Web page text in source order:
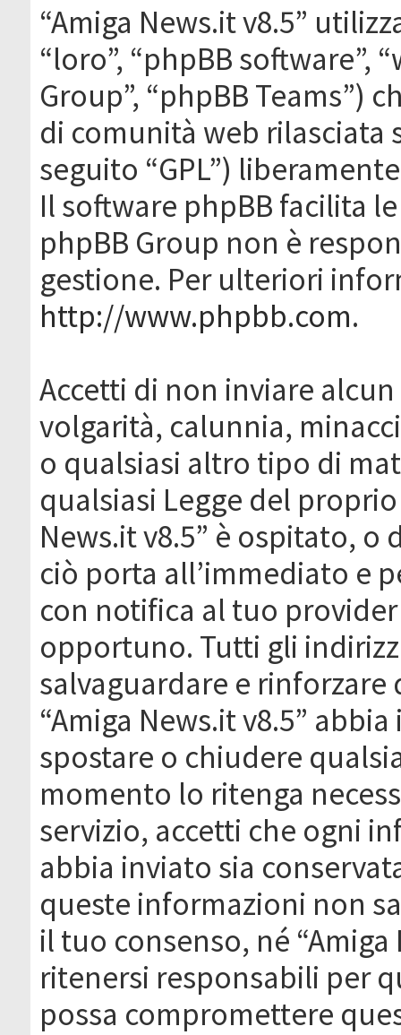
“Amiga News.it v8.5”
“loro”, “phpBB software”,
Group”, “phpBB Teams”)
di comunità web rilasciata
seguito “GPL”)
Il software phpBB facilita
phpBB Group non è
gestione. Per ulteriori
http://www.phpbb.com.
Accetti di non inviare
volgarità, calunnia,
o qualsiasi altro tipo di
qualsiasi Legge del
News.it v8.5” è ospitato, o
ciò porta all’immediato e
con notifica al tuo
opportuno. Tutti gli
salvaguardare e
“Amiga News.it v8.5”
spostare o chiudere
momento lo ritenga
servizio, accetti che ogni
abbia inviato sia
queste informazioni non
il tuo consenso, né
ritenersi responsabili per
possa compromettere